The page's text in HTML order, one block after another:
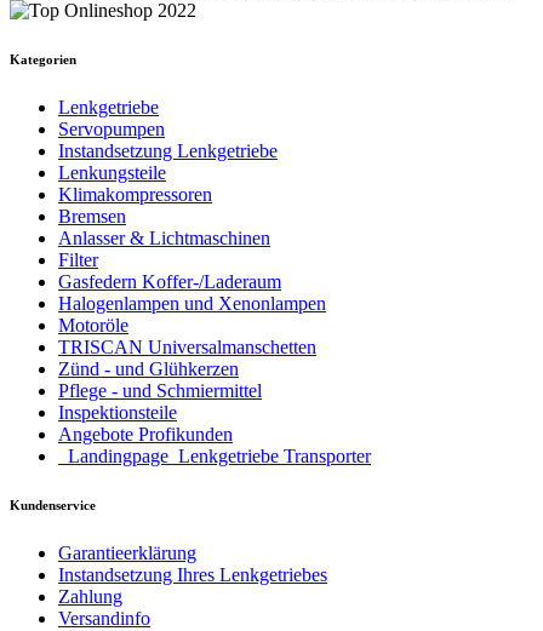
Kategorien
Lenkgetriebe
Servopumpen
Instandsetzung Lenkgetriebe
Lenkungsteile
Klimakompressoren
Bremsen
Anlasser & Lichtmaschinen
Filter
Gasfedern Koffer-/Laderaum
Halogenlampen und Xenonlampen
Motoröle
TRISCAN Universalmanschetten
Zünd - und Glühkerzen
Pflege - und Schmiermittel
Inspektionsteile
Angebote Profikunden
_Landingpage_Lenkgetriebe Transporter
Kundenservice
Garantieerklärung
Instandsetzung Ihres Lenkgetriebes
Zahlung
Versandinfo